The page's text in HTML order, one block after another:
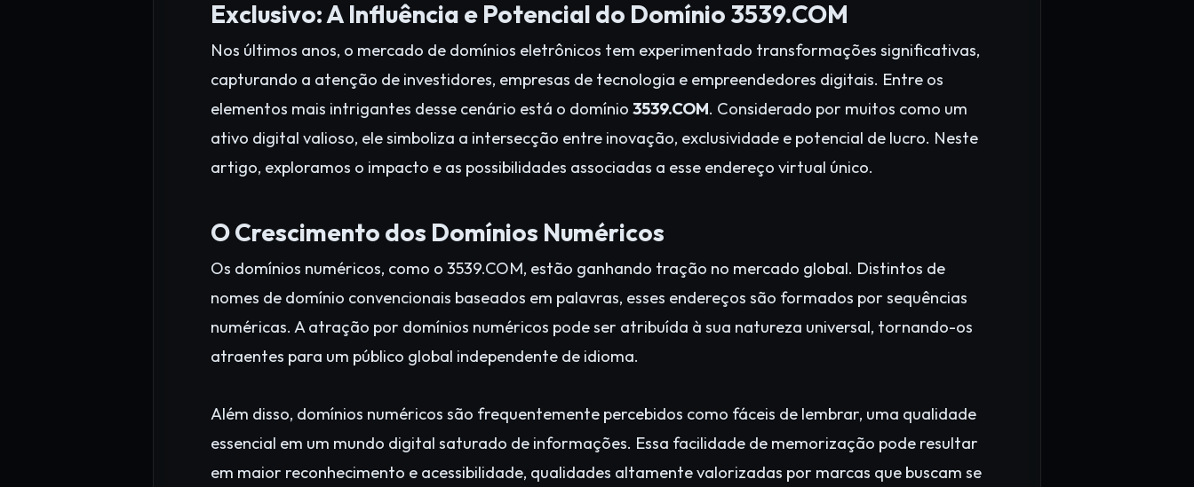
Exclusivo: A Influência e Potencial do Domínio 3539.COM
Nos últimos anos, o mercado de domínios eletrônicos tem experimentado transformações significativas,
capturando a atenção de investidores, empresas de tecnologia e empreendedores digitais. Entre os
elementos mais intrigantes desse cenário está o domínio 3539.COM. Considerado por muitos como um
ativo digital valioso, ele simboliza a intersecção entre inovação, exclusividade e potencial de lucro. Neste
artigo, exploramos o impacto e as possibilidades associadas a esse endereço virtual único.
O Crescimento dos Domínios Numéricos
Os domínios numéricos, como o 3539.COM, estão ganhando tração no mercado global. Distintos de
nomes de domínio convencionais baseados em palavras, esses endereços são formados por sequências
numéricas. A atração por domínios numéricos pode ser atribuída à sua natureza universal, tornando-os
atraentes para um público global independente de idioma.
Além disso, domínios numéricos são frequentemente percebidos como fáceis de lembrar, uma qualidade
essencial em um mundo digital saturado de informações. Essa facilidade de memorização pode resultar
em maior reconhecimento e acessibilidade, qualidades altamente valorizadas por marcas que buscam se